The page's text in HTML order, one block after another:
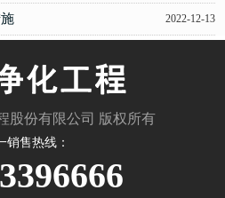
2022-12-13
股份有限公司 版权所有
销售热线：